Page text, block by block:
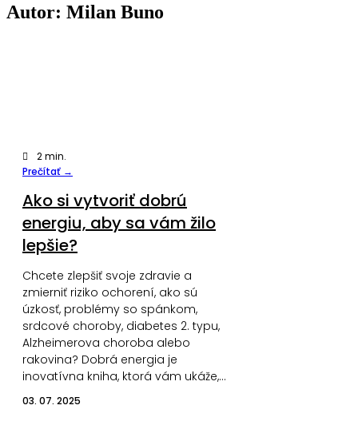
Autor: Milan Buno
2min.
Prečítať →
Ako si vytvoriť dobrú
energiu, aby sa vám žilo
lepšie?
Chcete zlepšiť svoje zdravie a
zmierniť riziko ochorení, ako sú
úzkosť, problémy so spánkom,
srdcové choroby, diabetes 2. typu,
Alzheimerova choroba alebo
rakovina? Dobrá energia je
inovatívna kniha, ktorá vám ukáže,…
03. 07. 2025